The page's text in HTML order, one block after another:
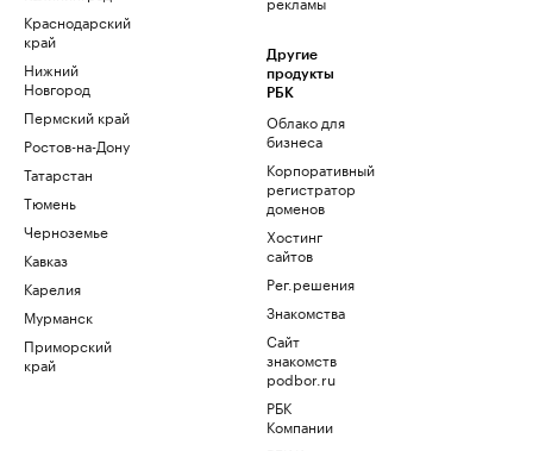
Краснодарский
край
Нижний
Новгород
Пермский край
Ростов-на-Дону
Татарстан
Тюмень
Черноземье
Кавказ
Карелия
Мурманск
Приморский
край
Другие
продукты
РБК
Облако для
бизнеса
Корпоративный
регистратор
доменов
Хостинг
сайтов
Рег.решения
Знакомства
Сайт
знакомств
podbor.ru
РБК
Компании